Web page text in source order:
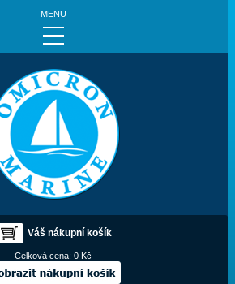
MENU
Váš nákupní košík
Celková cena:0 Kč